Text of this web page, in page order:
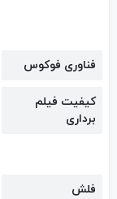
فناوری فوکوس
کیفیت فیلم
برداری
فلش